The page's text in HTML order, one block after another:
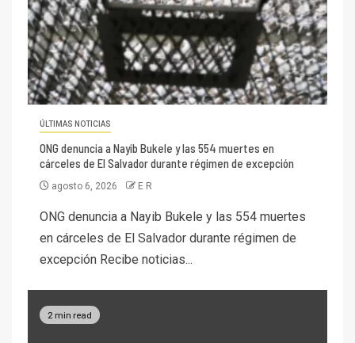
ÚLTIMAS NOTICIAS
ONG denuncia a Nayib Bukele y las 554 muertes en
cárceles de El Salvador durante régimen de excepción
agosto 6, 2026 E R
ONG denuncia a Nayib Bukele y las 554 muertes
en cárceles de El Salvador durante régimen de
excepción Recibe noticias...
2 min read